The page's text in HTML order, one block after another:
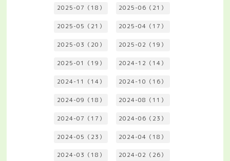
2025-07（18） 2025-06（21）
2025-05（21） 2025-04（17）
2025-03（20） 2025-02（19）
2025-01（19） 2024-12（14）
2024-11（14） 2024-10（16）
2024-09（18） 2024-08（11）
2024-07（17） 2024-06（23）
2024-05（23） 2024-04（18）
2024-03（18） 2024-02（26）